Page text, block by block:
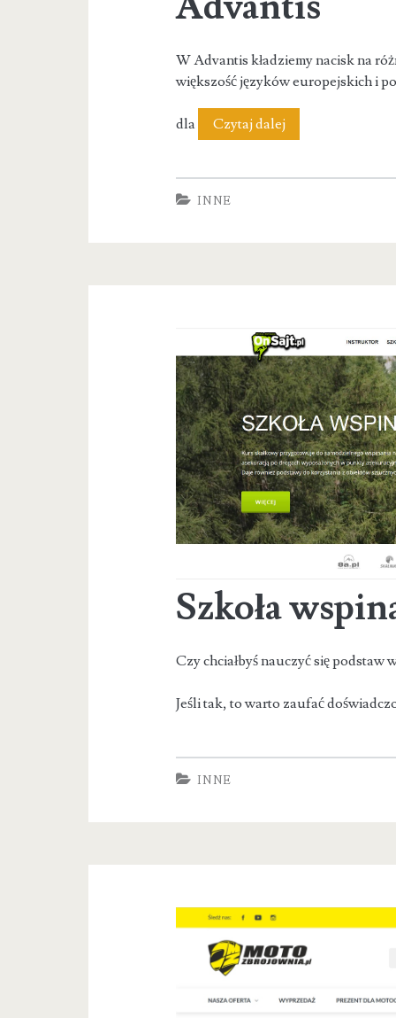
W Advantis kładziemy nacisk na
większość języków europejskich i
dla Czytaj dalejAdvantis
INNE
Szkoła
Czy chciałbyś nauczyć się podstaw
Jeśli tak, to warto zaufać
INNE